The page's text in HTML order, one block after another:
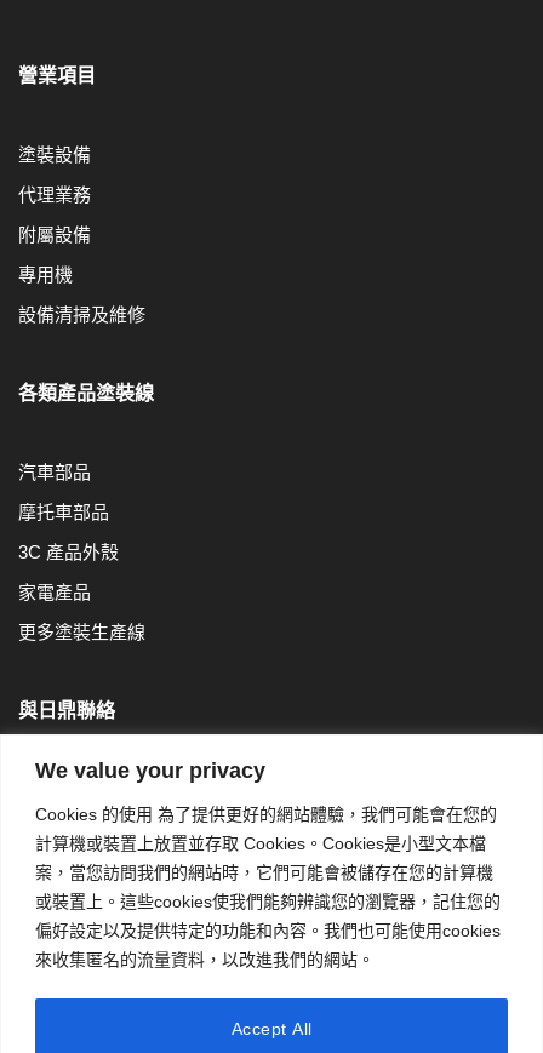
We value your privacy
Cookies 的使用 為了提供更好的網站體驗，我們可能會在您的
計算機或裝置上放置並存取 Cookies。Cookies是小型文本檔
案，當您訪問我們的網站時，它們可能會被儲存在您的計算機
或裝置上。這些cookies使我們能夠辨識您的瀏覽器，記住您的
偏好設定以及提供特定的功能和內容。我們也可能使用cookies
來收集匿名的流量資料，以改進我們的網站。
Accept All
營業項目
塗裝設備
代理業務
附屬設備
專用機
設備清掃及維修
各類產品塗裝線
汽車部品
摩托車部品
3C 產品外殼
家電產品
更多塗裝生產線
與日鼎聯絡
日鼎股份有限公司
※本公司為設備製造商，無提供代工服務
104452台北市中山區樂群二路 267 號 3 樓
Tel：886-2-2759-0800 (代表號)
Fax：886-2-8501-1520